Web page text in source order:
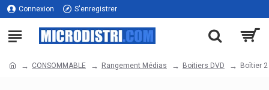
Connexion S'enregistrer
CONSOMMABLE Rangement Médias Boitiers DVD Boîtier